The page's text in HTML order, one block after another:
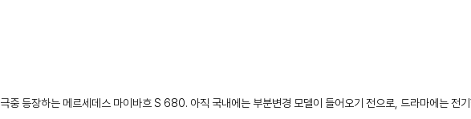
극중 등장하는 메르세데스 마이바흐 S 680. 아직 국내에는 부분변경 모델이 들어오기 전으로, 드라마에는 전